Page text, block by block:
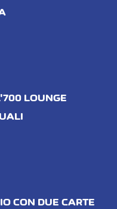
LOUNGE
CON DUE CARTE